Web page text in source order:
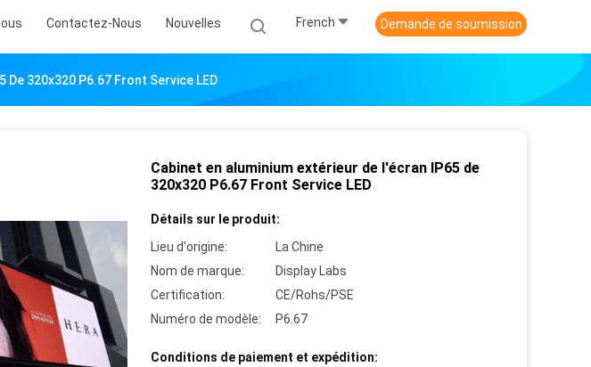
Contactez-Nous Nouvelles French Demande de soumission
De 320x320 P6.67 Front Service LED
Cabinet en aluminium extérieur de l'écran IP65 de
320x320 P6.67 Front Service LED
Détails sur le produit:
Lieu d'origine:
La Chine
Nom de marque:
Display Labs
Certification:
CE/Rohs/PSE
Numéro de modèle:
P6.67
Conditions de paiement et expédition: